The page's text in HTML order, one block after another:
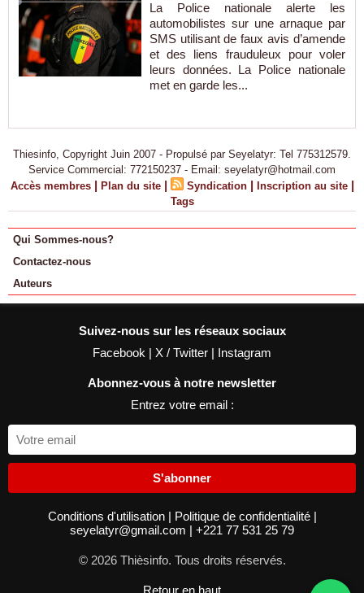
La Police nationale alerte les
automobilistes sur une arnaque par
SMS utilisant de faux avis d’amende
et des liens frauduleux pour voler
leurs données. La Police nationale
met en garde les...
Thiesinfo, Copyright Juin 2007 - Propulsé par Seyelatyr: Tel 775312579.
Service Commercial: 772150237 - Email: seyelatyr@hotmail.com
Accès membres | Plan du site | Syndication | Inscription au site |
Tags
Qui Sommes-nous?
Contactez-nous
Auteurs
Suivez-nous sur les réseaux sociaux
Facebook | X / Twitter | Instagram
Abonnez-vous à notre newsletter
Entrez votre email :
S'abonner
Conditions d'utilisation | Politique de confidentialité |
seyelatyr@gmail.com | +221 77 531 25 79
© 2026 Thièsinfo. Tous droits réservés.
Retour en haut